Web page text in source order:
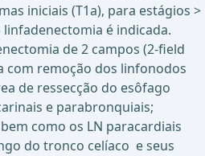
iniciais (T1a), para estágios >
é indicada.
de 2 campos (2-field
com remoção dos linfonodos
de ressecção do esôfago
e parabronquiais;
como os LN paracardiais
do tronco celíaco e seus